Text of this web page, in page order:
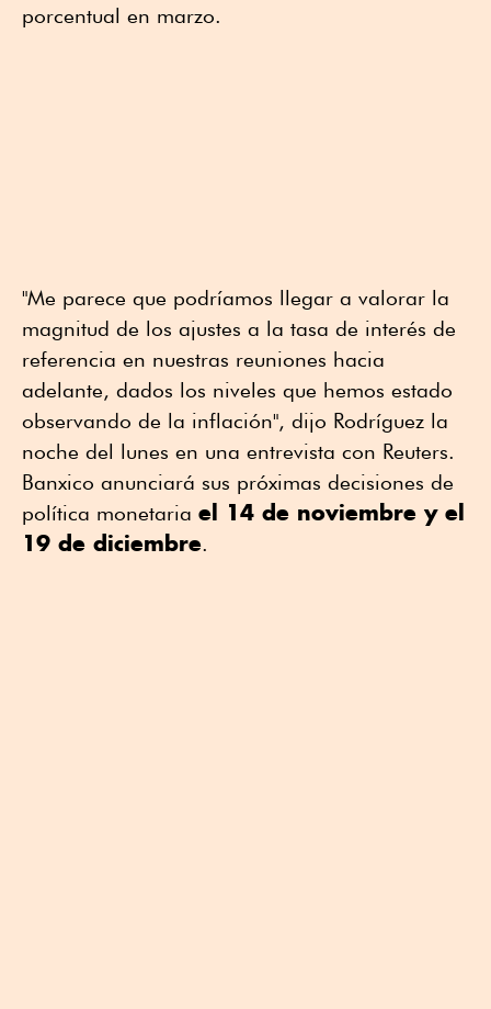
porcentual en marzo.
"Me parece que podríamos llegar a valorar la
magnitud de los ajustes a la tasa de interés de
referencia en nuestras reuniones hacia
adelante, dados los niveles que hemos estado
observando de la inflación", dijo Rodríguez la
noche del lunes en una entrevista con Reuters.
Banxico anunciará sus próximas decisiones de
política monetaria el 14 de noviembre y el
19 de diciembre.